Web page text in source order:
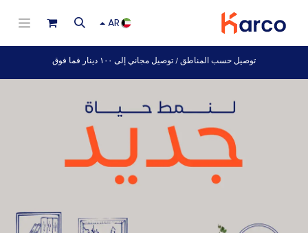
AR
توصيل حسب المناطق / توصيل مجاني إلى ١٠٠ دينار فما فوق